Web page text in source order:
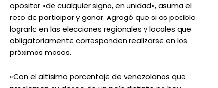
opositor «de cualquier signo, en unidad», asuma el
reto de participar y ganar. Agregó que si es posible
lograrlo en las elecciones regionales y locales que
obligatoriamente corresponden realizarse en los
próximos meses.
«Con el altísimo porcentaje de venezolanos que